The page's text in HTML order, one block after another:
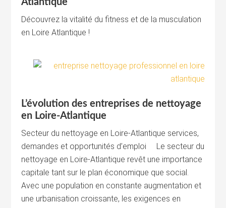
Atlantique
Découvrez la vitalité du fitness et de la musculation
en Loire Atlantique !
L’évolution des entreprises de nettoyage
en Loire-Atlantique
Secteur du nettoyage en Loire-Atlantique services,
demandes et opportunités d’emploi Le secteur du
nettoyage en Loire-Atlantique revêt une importance
capitale tant sur le plan économique que social.
Avec une population en constante augmentation et
une urbanisation croissante, les exigences en